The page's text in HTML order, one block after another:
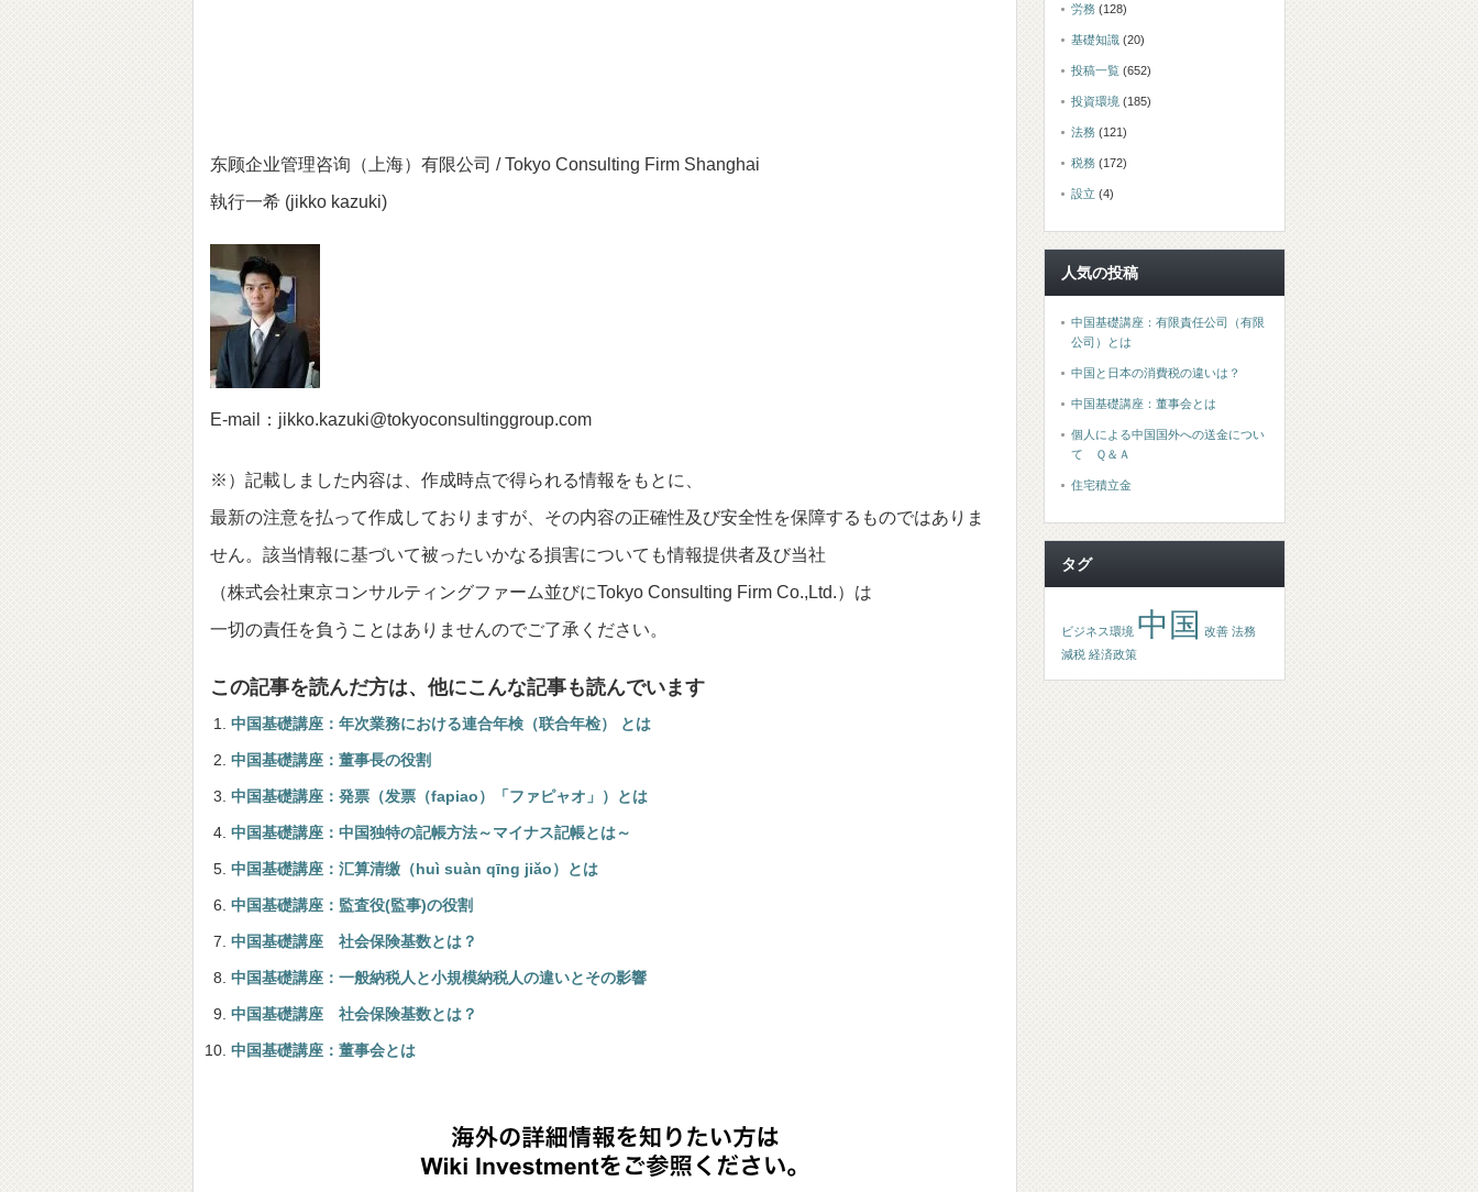
东顾企业管理咨询 （上海）有限公司 / Tokyo Consulting Firm Shanghai
執行一希 (jikko kazuki)
E-mail：jikko.kazuki@tokyoconsultinggroup.com
※）記載しました内容は、作成時点で得られる情報をもとに、
最新の注意を払って作成しておりますが、その内容の正確性及び安全性を保障するものではありま
せん。該当情報に基づいて被ったいかなる損害についても情報提供者及び当社
（株式会社東京コンサルティングファーム並びにTokyo Consulting Firm Co.,Ltd.）は
一切の責任を負うことはありませんのでご了承ください。
この記事を読んだ方は、他にこんな記事も読んでいます
中国基礎講座：年次業務における連合年検（联合年检） とは
中国基礎講座：董事長の役割
中国基礎講座：発票（发票（fapiao）「ファピャオ」）とは
中国基礎講座：中国独特の記帳方法～マイナス記帳とは～
中国基礎講座：汇算清缴（huì suàn qīng jiǎo）とは
中国基礎講座：監査役(監事)の役割
中国基礎講座 社会保険基数とは？
中国基礎講座：一般納税人と小規模納税人の違いとその影響
中国基礎講座 社会保険基数とは？
中国基礎講座：董事会とは
労務 (128)
基礎知識 (20)
投稿一覧 (652)
投資環境 (185)
法務 (121)
税務 (172)
設立 (4)
人気の投稿
中国基礎講座：有限責任公司（有限
公司）とは
中国と日本の消費税の違いは？
中国基礎講座：董事会とは
個人による中国国外への送金につい
て Ｑ＆Ａ
住宅積立金
タグ
ビジネス環境 中国 改善 法務
減税 経済政策